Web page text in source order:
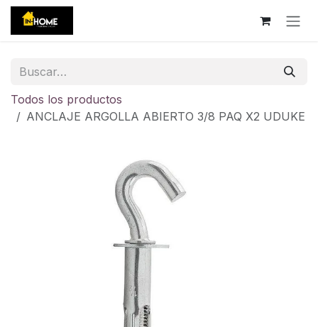
Ir al contenido
Todos los productos
ANCLAJE ARGOLLA ABIERTO 3/8 PAQ X2 UDUKE